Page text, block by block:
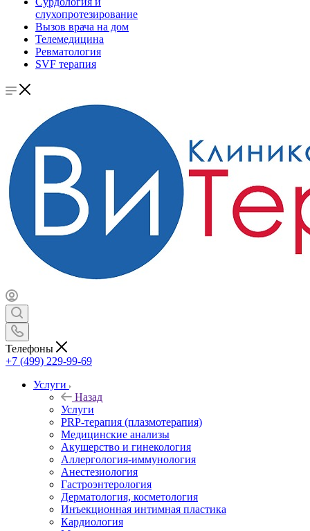
слухопротезирование
Вызов врача на дом
Телемедицина
Ревматология
SVF терапия
Телефоны
+7 (499) 229-99-69
Услуги
Назад
Услуги
PRP-терапия (плазмотерапия)
Медицинские анализы
Акушерство и гинекология
Аллергология-иммунология
Анестезиология
Гастроэнтерология
Дерматология, косметология
Инъекционная интимная пластика
Кардиология